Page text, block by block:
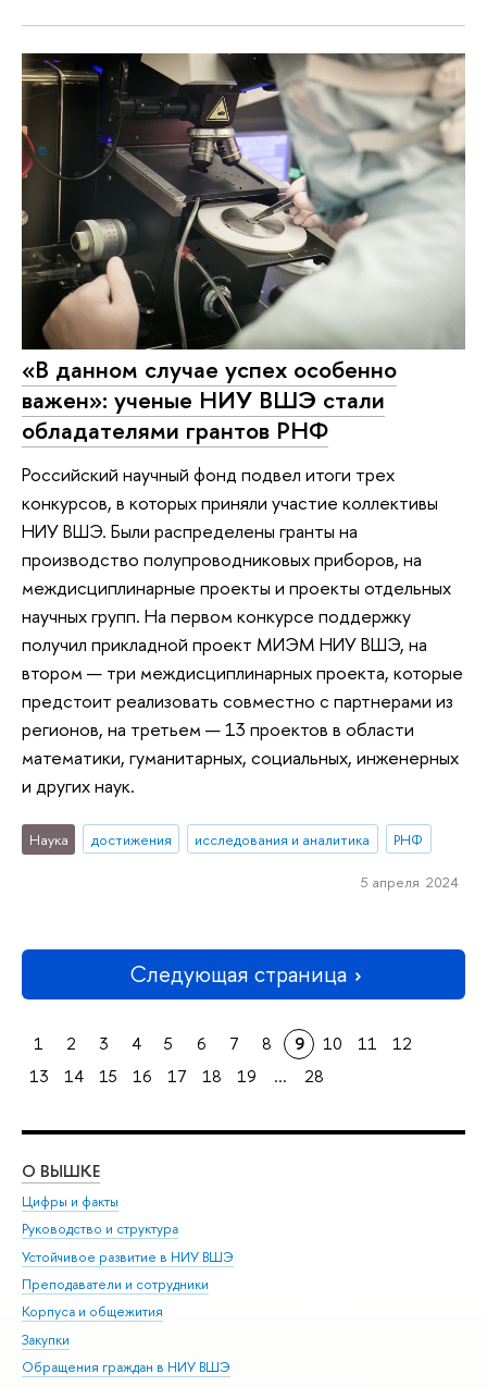
«В данном случае успех особенно
важен»: ученые НИУ ВШЭ стали
обладателями грантов РНФ
Российский научный фонд подвел итоги трех
конкурсов, в которых приняли участие коллективы
НИУ ВШЭ. Были распределены гранты на
производство полупроводниковых приборов, на
междисциплинарные проекты и проекты отдельных
научных групп. На первом конкурсе поддержку
получил прикладной проект МИЭМ НИУ ВШЭ, на
втором — три междисциплинарных проекта, которые
предстоит реализовать совместно с партнерами из
регионов, на третьем — 13 проектов в области
математики, гуманитарных, социальных, инженерных
и других наук.
Наука достижения исследования и аналитика РНФ
5 апреля 2024
Следующая страница
1 2 3 4 5 6 7 8 9 10 11
12
13
14 15 16 17 18 19 ... 28
О ВЫШКЕ
Цифры и факты
Руководство и структура
Устойчивое развитие в НИУ ВШЭ
Преподаватели и сотрудники
Корпуса и общежития
Закупки
Обращения граждан в НИУ ВШЭ